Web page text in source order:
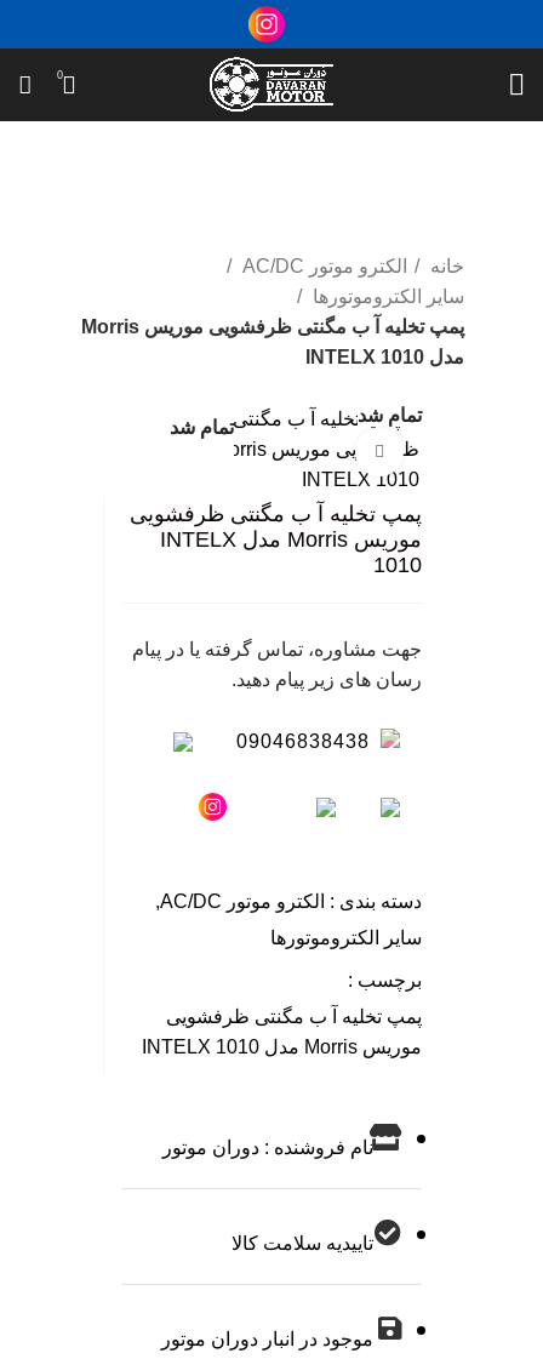
0
خانه
الکترو موتور AC/DC
سایر الکتروموتورها
پمپ تخلیه آ ب مگنتی ظرفشویی موریس Morris
مدل INTELX 1010
تمام شد
تمام شد
بزرگ نمایی عکس
پمپ تخلیه آ ب مگنتی ظرفشویی
موریس Morris مدل INTELX
1010
جهت مشاوره، تماس گرفته یا در پیام
رسان های زیر پیام دهید.
09046838438
دسته بندی : الکترو موتور AC/DC
,
سایر الکتروموتورها
برچسب :
پمپ تخلیه آ ب مگنتی ظرفشویی
موریس Morris مدل INTELX 1010
نام فروشنده : دوران موتور
تاییدیه سلامت کالا
موجود در انبار دوران موتور